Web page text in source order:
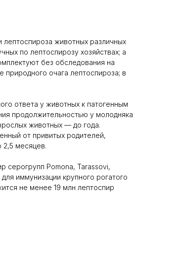
лептоспироза животных различных
по лептоспирозу хозяйствах; а
без обследования на
природного очага лептоспироза; в
ответа у животных к патогенным
продолжительностью у молодняка
животных — до года.
от привитых родителей,
2,5 месяцев.
серогрупп Pomona, Tarassovi,
иммунизации крупного рогатого
не менее 19 млн лептоспир